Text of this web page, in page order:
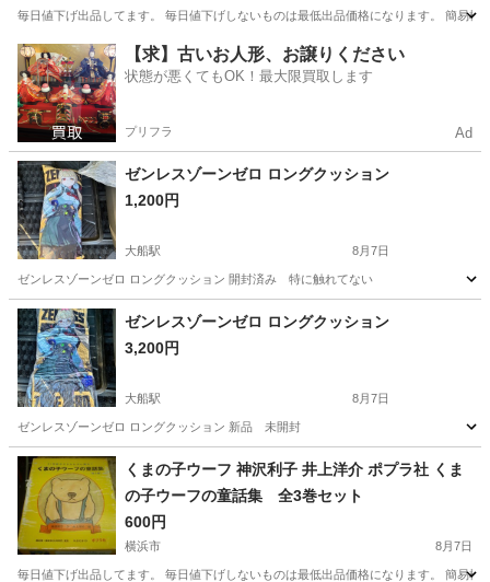
毎日値下げ出品してます。 毎日値下げしないものは最低出品価格になります。 簡易
神奈川 横浜市 マンガ、コミック、アニメ
【求】古いお人形、お譲りください
状態が悪くてもOK！最大限買取します
プリフラ Ad
ゼンレスゾーンゼロ ロングクッション
1,200円
大船駅 8月7日
ゼンレスゾーンゼロ ロングクッション 開封済み 特に触れてない
神奈川 鎌倉市 マンガ、コミック、アニメ
ゼンレスゾーンゼロ ロングクッション
3,200円
大船駅 8月7日
ゼンレスゾーンゼロ ロングクッション 新品 未開封
神奈川 鎌倉市 大船駅 マンガ、コミック、アニメ 新品
くまの子ウーフ 神沢利子 井上洋介 ポプラ社 くま
の子ウーフの童話集 全3巻セット
600円
横浜市 8月7日
毎日値下げ出品してます。 毎日値下げしないものは最低出品価格になります。 簡易